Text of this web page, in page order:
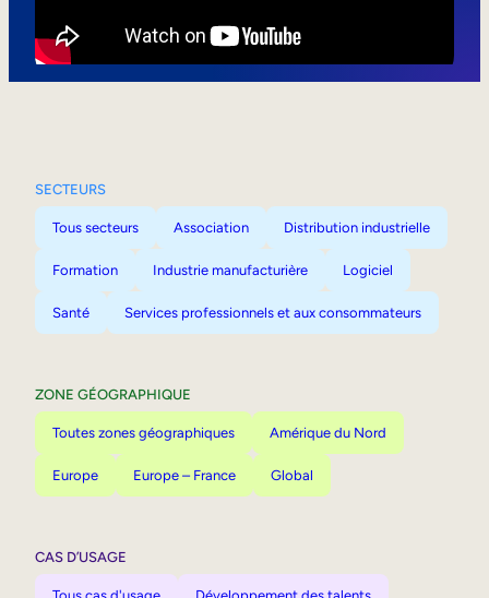
SECTEURS
Tous secteurs Association Distribution industrielle
Formation Industrie manufacturière Logiciel
Santé Services professionnels et aux consommateurs
ZONE GÉOGRAPHIQUE
Toutes zones géographiques Amérique du Nord
Europe Europe – France Global
CAS D’USAGE